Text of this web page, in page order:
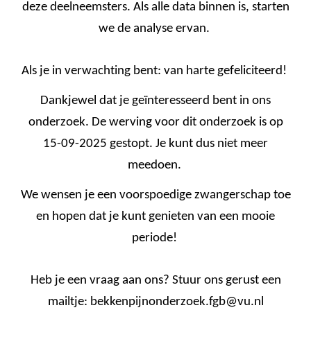
deze deelneemsters. Als alle data binnen is, starten
we de analyse ervan.
Als je in verwachting bent: van harte gefeliciteerd!
Dankjewel dat je geïnteresseerd bent in ons
onderzoek. De werving voor dit onderzoek is op
15-09-2025 gestopt. Je kunt dus niet meer
meedoen.
We wensen je een voorspoedige zwangerschap toe
en hopen dat je kunt genieten van een mooie
periode!
Heb je een vraag aan ons? Stuur ons gerust een
mailtje: bekkenpijnonderzoek.fgb@vu.nl